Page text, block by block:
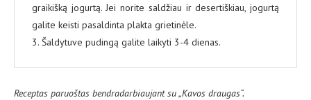
graikišką jogurtą. Jei norite saldžiau ir desertiškiau, jogurtą
galite keisti pasaldinta plakta grietinėle.
3. Šaldytuve pudingą galite laikyti 3-4 dienas.
Receptas paruoštas bendradarbiaujant su „Kavos draugas“.